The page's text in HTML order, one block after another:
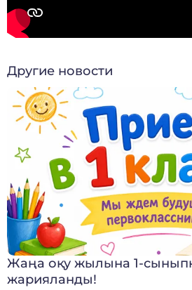
Другие новости
Жаңа оқу жылына 1-
жарияланды!